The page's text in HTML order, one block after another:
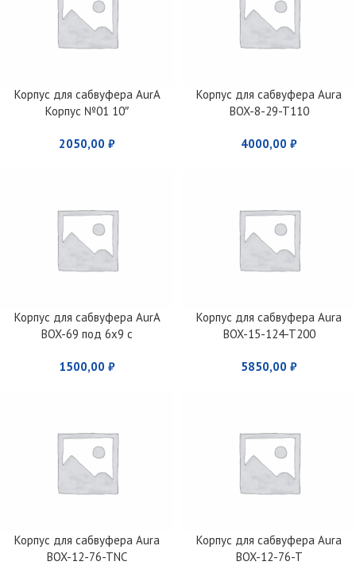
Корпус для сабвуфера AurA
Корпус №01 10″
2050,00 ₽
Корпус для сабвуфера Aura
BOX-8-29-T110
4000,00 ₽
Корпус для сабвуфера AurA
BOX-69 под 6х9 с
1500,00 ₽
Корпус для сабвуфера Aura
BOX-15-124-T200
5850,00 ₽
Корпус для сабвуфера Aura
BOX-12-76-TNC
Корпус для сабвуфера Aura
BOX-12-76-T